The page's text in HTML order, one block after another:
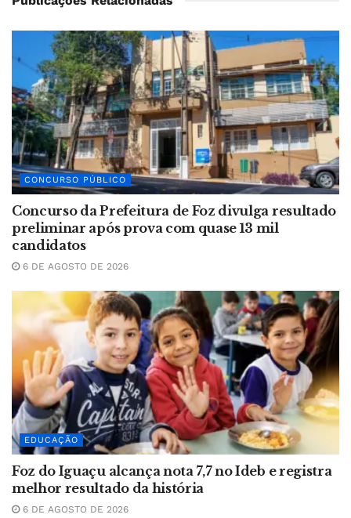
CONCURSO PÚBLICO
Concurso da Prefeitura de Foz divulga resultado
preliminar após prova com quase 13 mil
candidatos
6 DE AGOSTO DE 2026
EDUCAÇÃO
Foz do Iguaçu alcança nota 7,7 no Ideb e registra
melhor resultado da história
6 DE AGOSTO DE 2026